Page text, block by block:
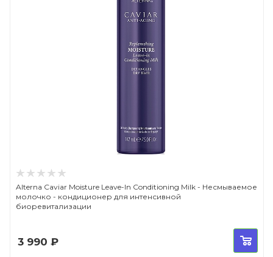
Alterna Caviar Moisture Leave-In Conditioning Milk - Несмываемое
молочко - кондиционер для интенсивной
биоревитализации
3 990 ₽